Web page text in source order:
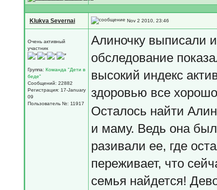
Klukva Severnai Nov 2 2010, 23:46
Очень активный
участник
Группа: Команда "Дети в
беде"
Сообщений: 22882
Регистрация: 17-January
09
Пользователь №: 11917
Алиночку выписали
обследование
высокий индекс
здоровью все
Осталось найти
и маму. Ведь она
разивали ее, где
переживает, что
семья найдется!